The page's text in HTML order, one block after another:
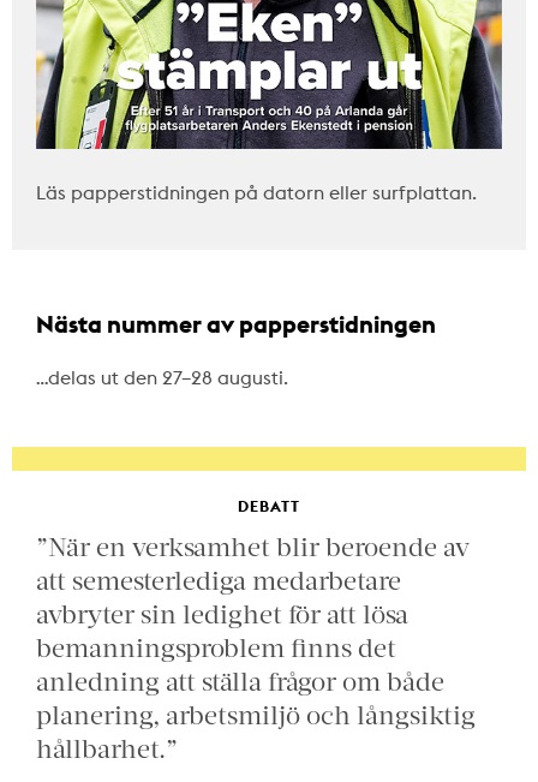
Läs papperstidningen på datorn eller surfplattan.
Nästa nummer av papperstidningen
…delas ut den 27–28 augusti.
DEBATT
”När en verksamhet blir beroende av
att semesterlediga medarbetare
avbryter sin ledighet för att lösa
bemanningsproblem finns det
anledning att ställa frågor om både
planering, arbetsmiljö och långsiktig
hållbarhet.”